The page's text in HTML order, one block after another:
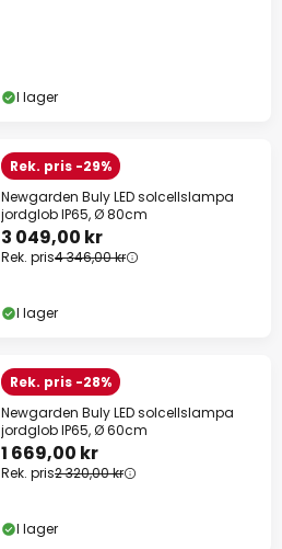
I lager
Rek. pris -29%
Newgarden Buly LED solcellslampa
jordglob IP65, Ø 80cm
3 049,00 kr
Rek. pris4 346,00 kr
I lager
Rek. pris -28%
Newgarden Buly LED solcellslampa
jordglob IP65, Ø 60cm
1 669,00 kr
Rek. pris2 320,00 kr
I lager